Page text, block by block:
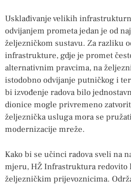
Usklađivanje velikih
odvijanjem prometa jedan je od
željezničkom sustavu. Za razliku
infrastrukture, gdje je promet
alternativnim pravcima, na
istodobno odvijanje putničkog i
bi izvođenje radova bilo
dionice mogle privremeno
željeznička usluga mora se
modernizacije mreže.
Kako bi se učinci radova sveli na
mjeru, HŽ Infrastruktura redovito
željezničkim prijevoznicima.